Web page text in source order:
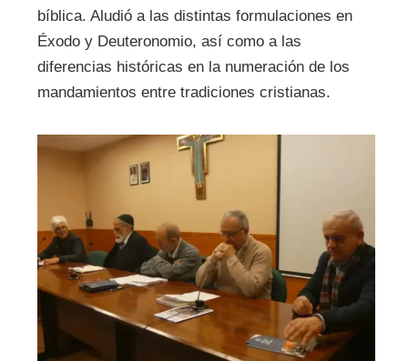
bíblica. Aludió a las distintas formulaciones en
Éxodo y Deuteronomio, así como a las
diferencias históricas en la numeración de los
mandamientos entre tradiciones cristianas.